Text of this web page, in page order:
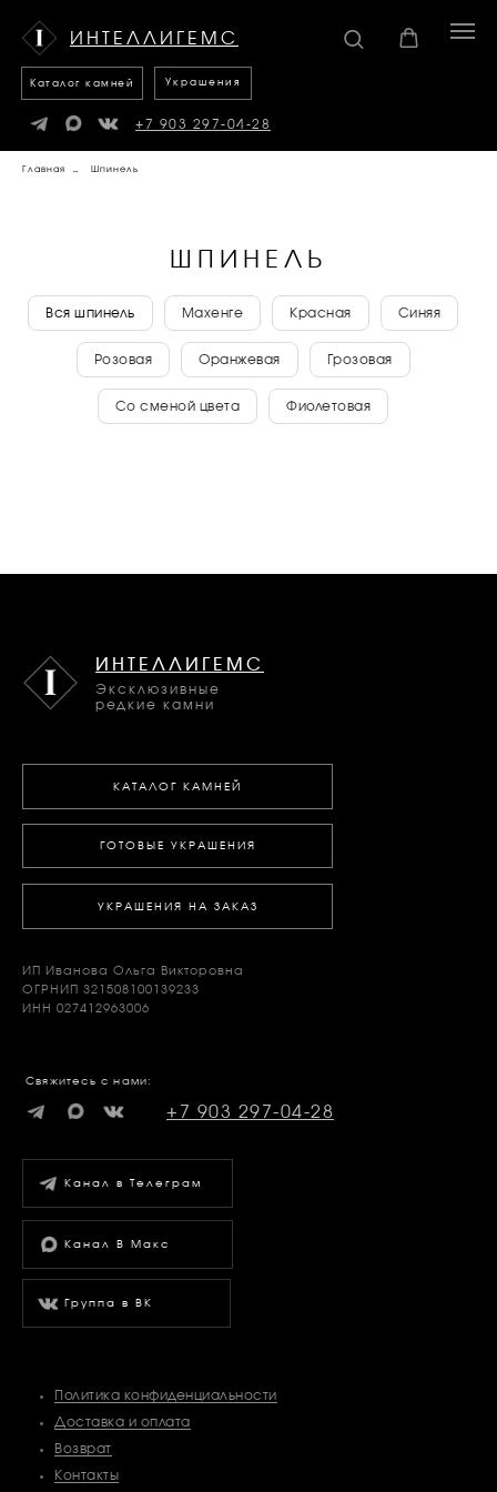
ИНТЕЛЛИГЕМС
Украшения
Каталог камней
+7 903 297-04-28
камней
Главная → Шпинель
ШПИНЕЛЬ
Вся шпинель Махенге Красная Синяя
Розовая Оранжевая Грозовая
Со сменой цвета Фиолетовая
КАТАЛОГ КАМНЕЙ
УКРАШЕНИЯ НА ЗАКАЗ
ГОТОВЫЕ УКРАШЕНИЯ
Эксклюзивные
редкие камни
ИНТЕЛЛИГЕМС
Политика конфиденциальности
Доставка и оплата
Возврат
Контакты
+7 903 297-04-28
Канал В Макс
Группа в ВК
Канал в Телеграм
Свяжитесь с нами:
ИП Иванова Ольга Викторовна
ОГРНИП 321508100139233
ИНН 027412963006